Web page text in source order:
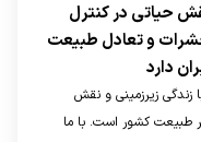
حیاتی در کنترل
و تعادل طبیعت
دارد
زندگی زیرزمینی و نقش
طبیعت کشور است. با ما